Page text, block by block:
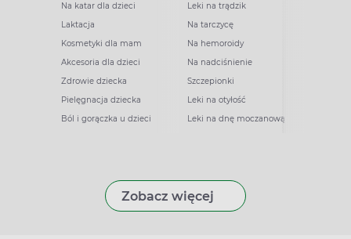
Na katar dla dzieci
Laktacja
Kosmetyki dla mam
Akcesoria dla dzieci
Zdrowie dziecka
Pielęgnacja dziecka
Ból i gorączka u dzieci
Leki na trądzik
Na tarczycę
Na hemoroidy
Na nadciśnienie
Szczepionki
Leki na otyłość
Leki na dnę moczanową
Zobacz więcej